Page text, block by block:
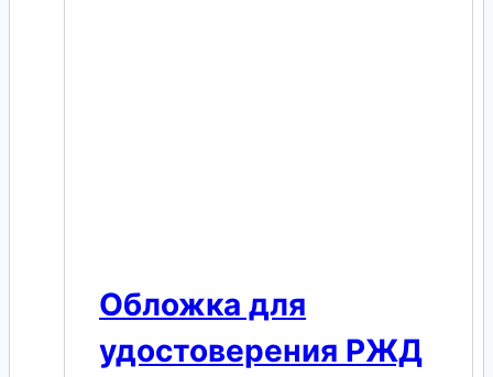
Обложка для
удостоверения РЖД